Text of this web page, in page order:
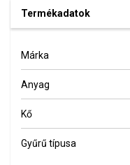
Termékadatok
Márka
Anyag
Kő
Gyűrű típusa